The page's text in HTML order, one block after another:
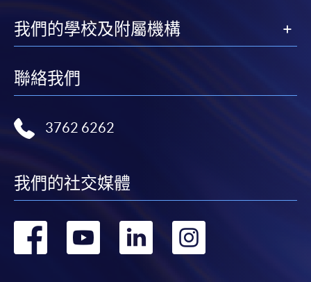
心或以郵遞方式，遞交「通知」及繳交所需費用。
何疑問，請詳閱個別課程資料，或聯絡有關課程負責
人或報名中心。
課程/科目報名注意事項:
JavaScript程式瀏覽器的電腦上進行。建議選用
Google Chrome瀏覽器。
申請人不應閒置申請超過10分鐘。否則，申請人
必須重新開始整個申請程序。
我們的學校及附屬機構
聯絡我們
3762 6262
我們的社交媒體
轉 轉 轉 轉